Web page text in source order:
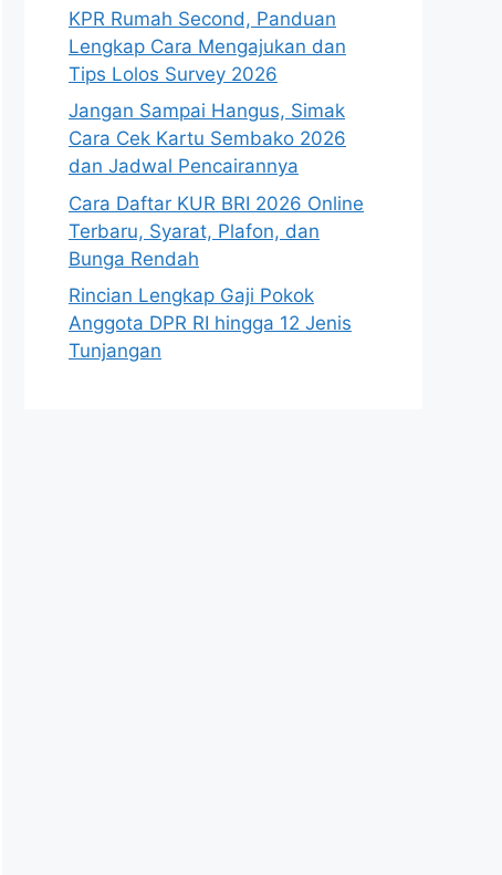
KPR Rumah Second, Panduan
Lengkap Cara Mengajukan dan
Tips Lolos Survey 2026
Jangan Sampai Hangus, Simak
Cara Cek Kartu Sembako 2026
dan Jadwal Pencairannya
Cara Daftar KUR BRI 2026 Online
Terbaru, Syarat, Plafon, dan
Bunga Rendah
Rincian Lengkap Gaji Pokok
Anggota DPR RI hingga 12 Jenis
Tunjangan